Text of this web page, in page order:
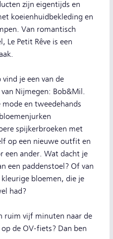
zijn eigentijds en
koeienhuidbekleding en
Van romantisch
Le Petit Rêve is een
je een van de
Nijmegen: Bob&Mil.
en tweedehands
spijkerbroeken met
op een nieuwe outfit en
een ander. Wat dacht je
een paddenstoel? Of van
bloemen, die je
had?
ruim vijf minuten naar de
de OV-fiets? Dan ben